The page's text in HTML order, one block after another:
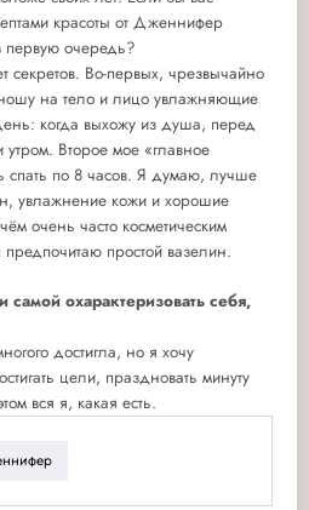
красоты от Дженнифер
первую очередь?
Во-первых, чрезвычайно
на тело и лицо увлажняющие
когда выхожу из душа, перед
утром. Второе мое «главное
по 8 часов. Я думаю, лучше
увлажнение кожи и хорошие
очень часто косметическим
простой вазелин.
охарактеризовать себя,
достигла, но я хочу
цели, праздновать минуту
вся я, какая есть.